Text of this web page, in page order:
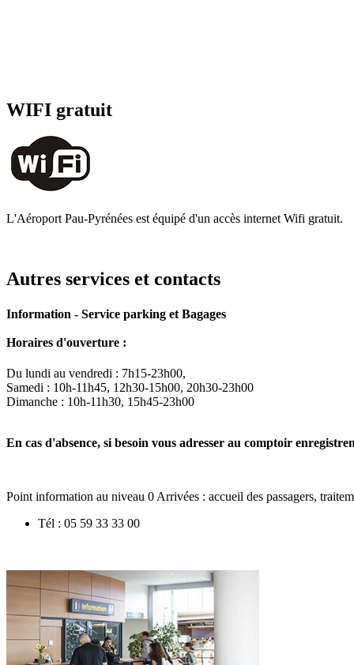
WIFI gratuit
L'Aéroport Pau-Pyrénées est équipé d'un accès internet Wifi gratuit.
Autres services et contacts
Information - Service parking et Bagages
Horaires d'ouverture :
Du lundi au vendredi : 7h15-23h00,
Samedi : 10h-11h45, 12h30-15h00, 20h30-23h00
Dimanche : 10h-11h30, 15h45-23h00
En cas d'absence, si besoin vous adresser au comptoir
Point information au niveau 0 Arrivées : accueil des passagers,
Tél : 05 59 33 33 00